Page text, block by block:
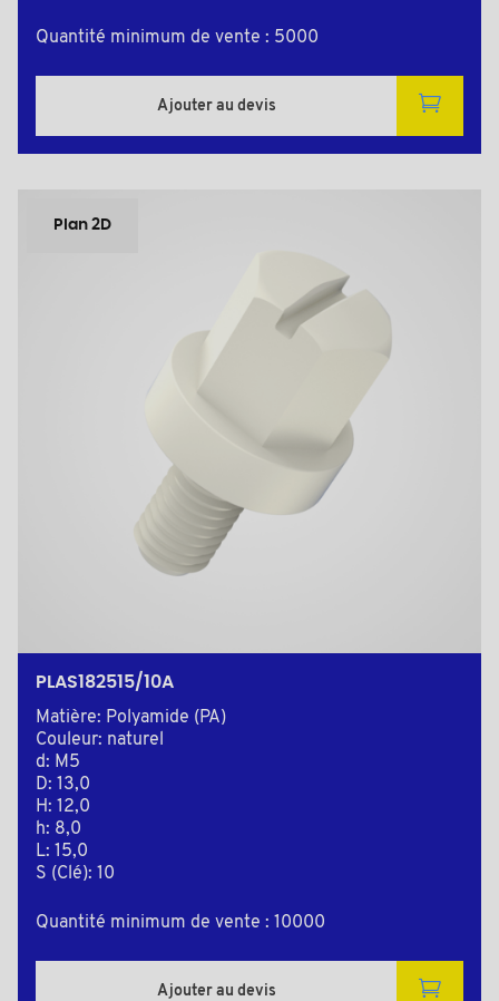
Quantité minimum de vente : 5000
Ajouter au devis
Plan 2D
PLAS182515/10A
Matière: Polyamide (PA)
Couleur: naturel
d: M5
D: 13,0
H: 12,0
h: 8,0
L: 15,0
S (Clé): 10
Quantité minimum de vente : 10000
Ajouter au devis